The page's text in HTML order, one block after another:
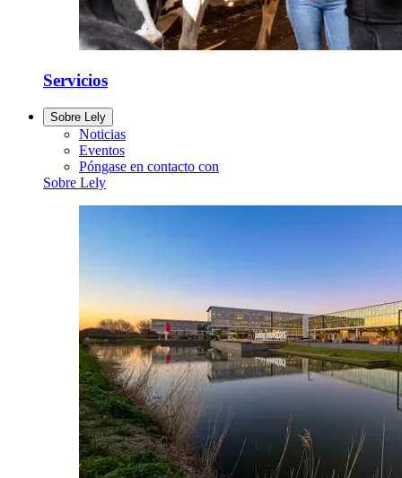
Servicios
Sobre Lely
Noticias
Eventos
Póngase en contacto con
Sobre Lely